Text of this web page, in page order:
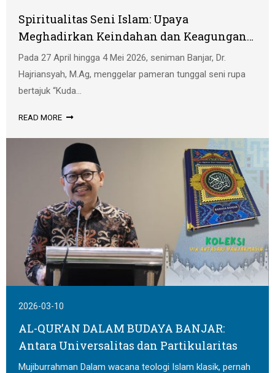
Spiritualitas Seni Islam: Upaya
Meghadirkan Keindahan dan Keagungan
Tuhan
Pada 27 April hingga 4 Mei 2026, seniman Banjar, Dr.
Hajriansyah, M.Ag, menggelar pameran tunggal seni rupa
bertajuk “Kuda...
READ MORE
2026-03-10
AL-QUR’AN DALAM BUDAYA BANJAR:
Antara Universalitas dan Partikularitas
Mujiburrahman Dalam wacana teologi Islam klasik, pernah